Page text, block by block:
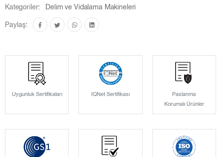
Kategoriler: Delim ve Vidalama Makineleri
Paylaş:
Uygunluk Sertifikaları IQNet Sertifikası
Paslanma
Korumalı Ürünler